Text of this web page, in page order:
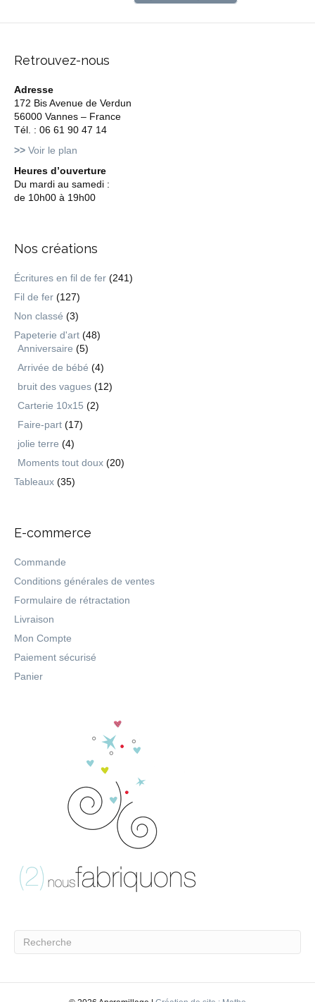
Retrouvez-nous
Adresse
172 Bis Avenue de Verdun
56000 Vannes – France
Tél. : 06 61 90 47 14
>> Voir le plan
Heures d’ouverture
Du mardi au samedi :
de 10h00 à 19h00
Nos créations
Écritures en fil de fer (241)
Fil de fer (127)
Non classé (3)
Papeterie d'art (48)
Anniversaire (5)
Arrivée de bébé (4)
bruit des vagues (12)
Carterie 10x15 (2)
Faire-part (17)
jolie terre (4)
Moments tout doux (20)
Tableaux (35)
E-commerce
Commande
Conditions générales de ventes
Formulaire de rétractation
Livraison
Mon Compte
Paiement sécurisé
Panier